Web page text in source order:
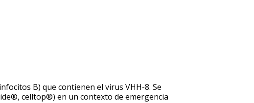
B) que contienen el virus VHH-8. Se
celltop®) en un contexto de emergencia